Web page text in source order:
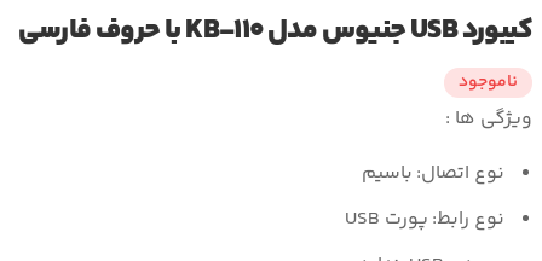
کيبورد USB جنيوس مدل KB-۱۱۰ با حروف فارسی
ناموجود
ویژگی ها :
نوع اتصال: باسيم
نوع رابط: پورت USB